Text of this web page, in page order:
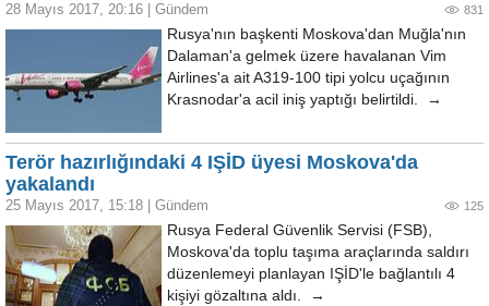
28 Mayıs 2017, 20:16 Gündem 831
Rusya'nın başkenti Moskova'dan Muğla'nın
Dalaman'a gelmek üzere havalanan Vim
Airlines'a ait A319-100 tipi yolcu uçağının
Krasnodar'a acil iniş yaptığı belirtildi. →
Terör hazırlığındaki 4 IŞİD üyesi Moskova'da
yakalandı
25 Mayıs 2017, 15:18 Gündem 125
Rusya Federal Güvenlik Servisi (FSB),
Moskova'da toplu taşıma araçlarında saldırı
düzenlemeyi planlayan IŞİD'le bağlantılı 4
kişiyi gözaltına aldı. →